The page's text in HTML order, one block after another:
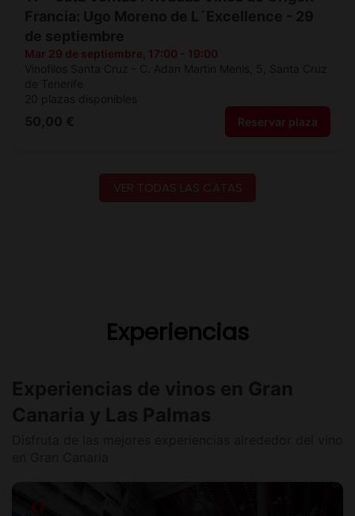
VER TODAS LAS CATAS
Experiencias